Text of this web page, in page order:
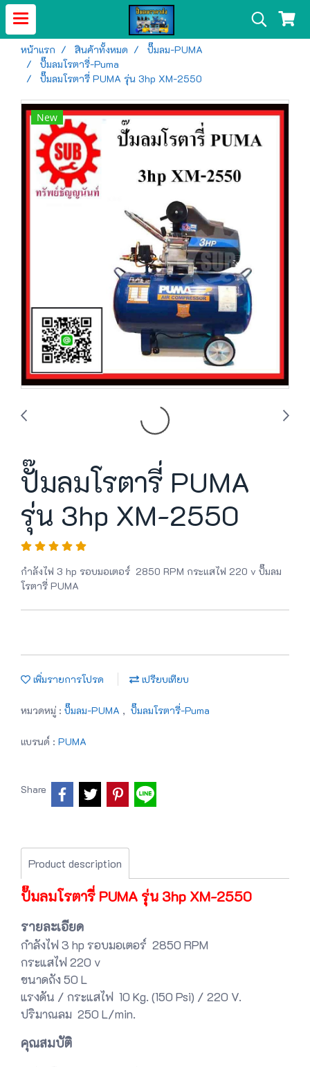
หน้าแรก สินค้าทั้งหมด
ปั๊มลม-PUMA
ปั๊มลมโรตารี่-Puma
ปั๊มลมโรตารี่ PUMA รุ่น 3hp XM-2550
New
ปั๊มลมโรตารี่ PUMA
รุ่น 3hp XM-2550
กำลังไฟ 3 hp รอบมอเตอร์ 2850 RPM กระแสไฟ 220 v ปั๊มลม
โรตารี่ PUMA
เพิ่มรายการโปรด เปรียบเทียบ
หมวดหมู่ : ปั๊มลม-PUMA , ปั๊มลมโรตารี่-Puma
แบรนด์ : PUMA
Share
Product description
ปั๊มลมโรตารี่ PUMA รุ่น 3hp XM-2550
รายละเอียด
กำลังไฟ 3 hp รอบมอเตอร์ 2850 RPM
กระแสไฟ 220 v
ขนาดถัง 50 L
แรงดัน / กระแสไฟ 10 Kg. (150 Psi) / 220 V.
ปริมาณลม 250 L/min.
คุณสมบัติ